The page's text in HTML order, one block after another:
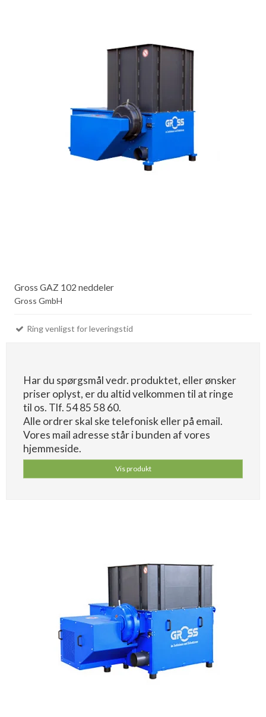
Gross GAZ 102 neddeler
Gross GmbH
Ring venligst for leveringstid
Har du spørgsmål vedr. produktet, eller ønsker
priser oplyst, er du altid velkommen til at ringe
til os. Tlf. 54 85 58 60.
Alle ordrer skal ske telefonisk eller på email.
Vores mail adresse står i bunden af vores
hjemmeside.
Vis produkt